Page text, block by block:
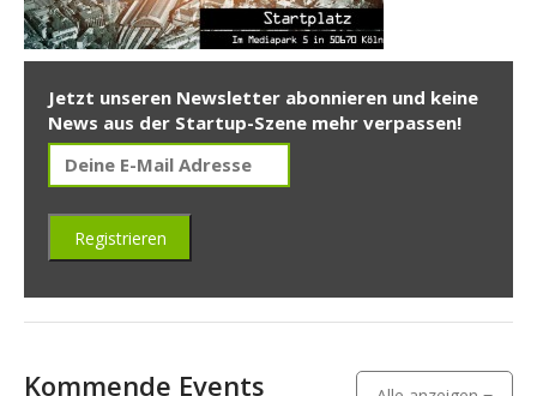
Jetzt unseren Newsletter abonnieren und keine
News aus der Startup-Szene mehr verpassen!
Kommende Events